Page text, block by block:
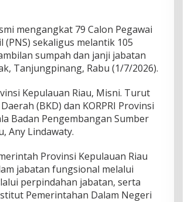
mengangkat 79 Calon Pegawai
(PNS) sekaligus melantik 105
sumpah dan janji jabatan
Tanjungpinang, Rabu (1/7/2026).
Kepulauan Riau, Misni. Turut
(BKD) dan KORPRI Provinsi
Badan Pengembangan Sumber
Any Lindawaty.
Provinsi Kepulauan Riau
jabatan fungsional melalui
perpindahan jabatan, serta
Pemerintahan Dalam Negeri